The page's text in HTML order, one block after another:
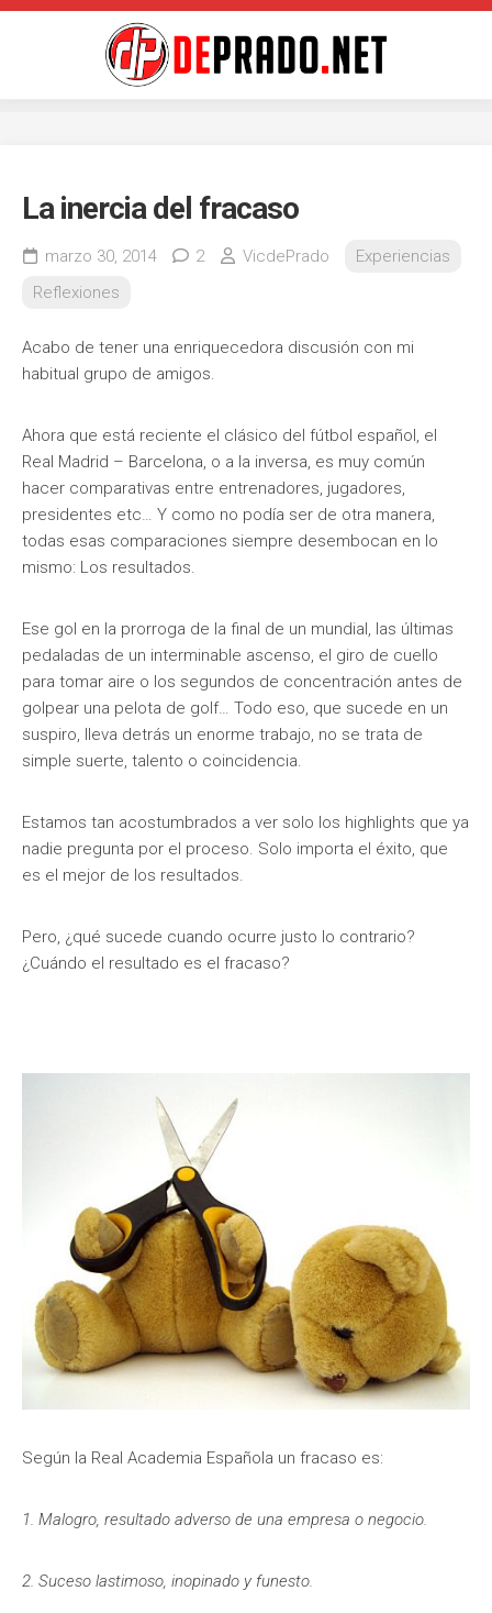
Saltar
La inercia del fracaso
marzo 30, 2014 2 VicdePrado
Experiencias
Reflexiones
Acabo de tener una enriquecedora discusión con mi
habitual grupo de amigos.
Ahora que está reciente el clásico del fútbol español, el
Real Madrid – Barcelona, o a la inversa, es muy común
hacer comparativas entre entrenadores, jugadores,
presidentes etc… Y como no podía ser de otra manera,
todas esas comparaciones siempre desembocan en lo
mismo: Los resultados.
Ese gol en la prorroga de la final de un mundial, las últimas
pedaladas de un interminable ascenso, el giro de cuello
para tomar aire o los segundos de concentración antes de
golpear una pelota de golf… Todo eso, que sucede en un
suspiro, lleva detrás un enorme trabajo, no se trata de
simple suerte, talento o coincidencia.
Estamos tan acostumbrados a ver solo los highlights que ya
nadie pregunta por el proceso. Solo importa el éxito, que
es el mejor de los resultados.
Pero, ¿qué sucede cuando ocurre justo lo contrario?
¿Cuándo el resultado es el fracaso?
Según la Real Academia Española un fracaso es:
1. Malogro, resultado adverso de una empresa o negocio.
2. Suceso lastimoso, inopinado y funesto.